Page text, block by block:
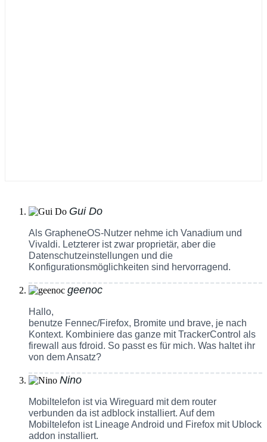
Gui Do
Als GrapheneOS-Nutzer nehme ich Vanadium und
Vivaldi. Letzterer ist zwar proprietär, aber die
Datenschutzeinstellungen und die
Konfigurationsmöglichkeiten sind hervorragend.
geenoc
Hallo,
benutze Fennec/Firefox, Bromite und brave, je nach
Kontext. Kombiniere das ganze mit TrackerControl als
firewall aus fdroid. So passt es für mich. Was haltet ihr
von dem Ansatz?
Nino
Mobiltelefon ist via Wireguard mit dem router
verbunden da ist adblock installiert. Auf dem
Mobiltelefon ist Lineage Android und Firefox mit Ublock
addon installiert.